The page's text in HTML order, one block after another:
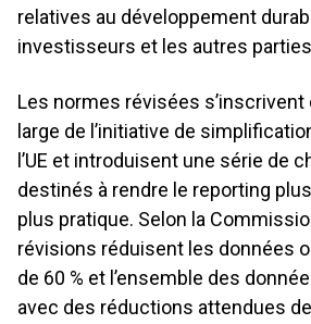
relatives au développement
investisseurs et les autres
Les normes révisées s’inscrivent
large de l’initiative de
l’UE et introduisent une série de
destinés à rendre le reporting
plus pratique. Selon la
révisions réduisent les données
de 60 % et l’ensemble des
avec des réductions attendues